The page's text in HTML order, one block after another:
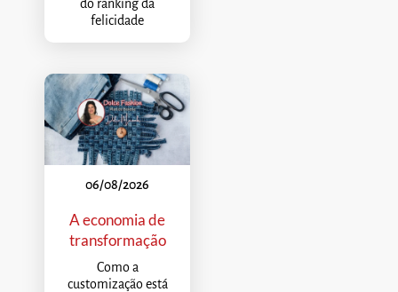
do ranking da
felicidade
06/08/2026
A economia de
transformação
Como a
customização está